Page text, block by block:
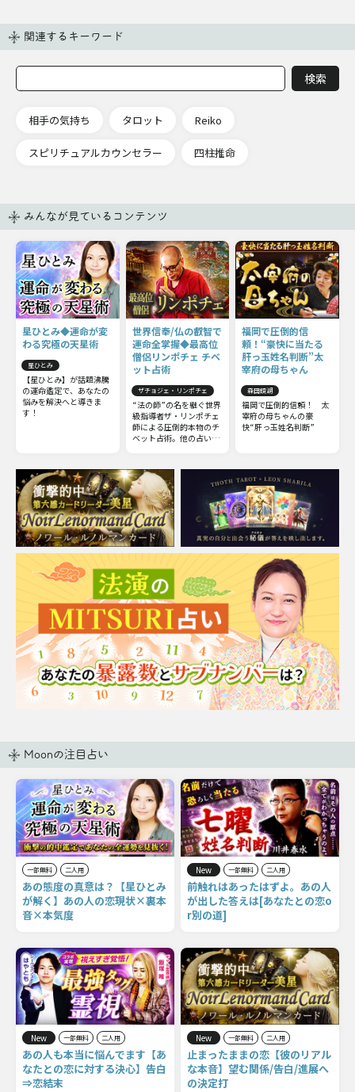
関連するキーワード
相手の気持ち タロット Reiko
スピリチュアルカウンセラー 四柱推命
みんなが見ているコンテンツ
星ひとみ◆運命が変
わる究極の天星術
星ひとみ
【星ひとみ】が話題沸騰
の運命鑑定で、あなたの
悩みを解決へと導きま
す！
世界信奉/仏の叡智で
運命全掌握◆最高位
僧侶リンポチェ チベ
ット占術
ザチョジェ・リンポチェ
“法の師”の名を継ぐ世界
級指導者ザ・リンポチェ
師による圧倒的本物のチ
ベット占術。他の占いと
ょう。
福岡で圧倒的信
頼！“豪快に当たる
肝っ玉姓名判断”太
宰府の母ちゃん
森田鏡湖
福岡で圧倒的信頼！ 太
宰府の母ちゃんの豪
快“肝っ玉姓名判断”
Moonの注目占い
一部無料 二人用
あの態度の真意は？【星ひとみ
が解く】あの人の恋現状×裏本
音×本気度
New 一部無料 二人用
前触れはあったはずよ。あの人
が出した答えは[あなたとの恋o
r別の道]
New 一部無料 二人用
あの人も本当に悩んでます【あ
なたとの恋に対する決心】告白
⇒恋結末
New 一部無料 二人用
止まったままの恋【彼のリアル
な本音】望む関係/告白/進展へ
の決定打